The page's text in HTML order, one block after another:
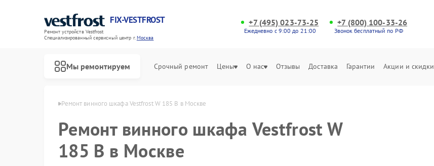
FIX-VESTFROST
Ремонт устройств Vestfrost
Специализированный cервисный центр г.Москва
+7 (495) 023-73-25
Ежедневно с 9:00 до 21:00
+7 (800) 100-33-26
Звонок бесплатный по РФ
Мы ремонтируем Срочный ремонт Цены О нас Отзывы Доставка Гарантии Акции и скидки
Ремонт винного шкафа Vestfrost W 185 B в Москве
Ремонт винного шкафа Vestfrost W
185 B в Москве